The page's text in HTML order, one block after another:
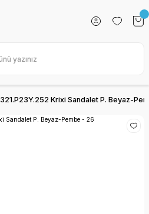
321.P23Y.252 Krixi Sandalet P. Beyaz-